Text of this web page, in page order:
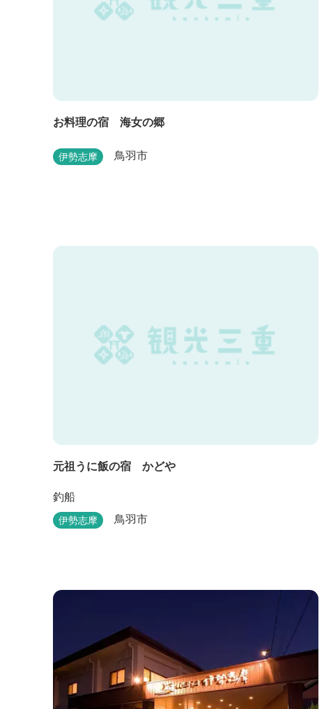
お料理の宿 海女の郷
伊勢志摩 鳥羽市
元祖うに飯の宿 かどや
釣船
伊勢志摩 鳥羽市